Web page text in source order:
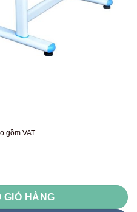
gồm VAT
GIỎ HÀNG